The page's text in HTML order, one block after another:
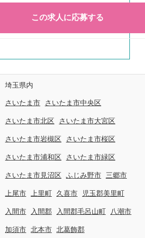
埼玉県内
さいたま市 さいたま市中央区
さいたま市北区 さいたま市大宮区
さいたま市岩槻区 さいたま市桜区
さいたま市浦和区 さいたま市緑区
さいたま市見沼区 ふじみ野市 三郷市
上尾市 上里町 久喜市 児玉郡美里町
入間市 入間郡 入間郡毛呂山町 八潮市
加須市 北本市 北葛飾郡